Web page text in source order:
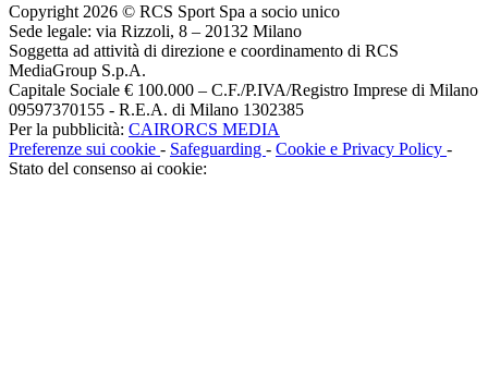
Copyright 2026 © RCS Sport Spa a socio unico
Sede legale: via Rizzoli, 8 – 20132 Milano
Soggetta ad attività di direzione e coordinamento di RCS
MediaGroup S.p.A.
Capitale Sociale € 100.000 – C.F./P.IVA/Registro Imprese di Milano
09597370155 - R.E.A. di Milano 1302385
Per la pubblicità: CAIRORCS MEDIA
Preferenze sui cookie - Safeguarding - Cookie e Privacy Policy -
Stato del consenso ai cookie: